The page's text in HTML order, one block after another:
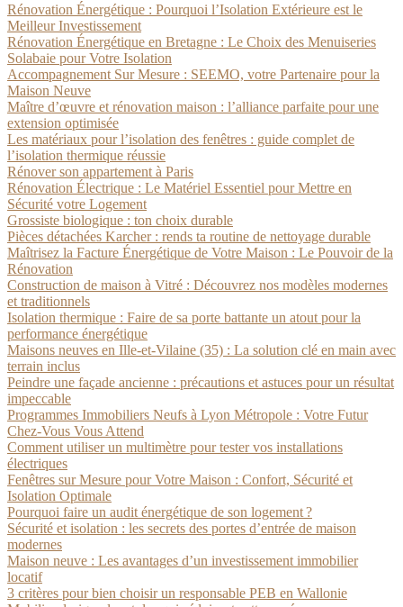
Rénovation Énergétique : Pourquoi l’Isolation Extérieure est le
Meilleur Investissement
Rénovation Énergétique en Bretagne : Le Choix des Menuiseries
Solabaie pour Votre Isolation
Accompagnement Sur Mesure : SEEMO, votre Partenaire pour la
Maison Neuve
Maître d’œuvre et rénovation maison : l’alliance parfaite pour une
extension optimisée
Les matériaux pour l’isolation des fenêtres : guide complet de
l’isolation thermique réussie
Rénover son appartement à Paris
Rénovation Électrique : Le Matériel Essentiel pour Mettre en
Sécurité votre Logement
Grossiste biologique : ton choix durable
Pièces détachées Karcher : rends ta routine de nettoyage durable
Maîtrisez la Facture Énergétique de Votre Maison : Le Pouvoir de la
Rénovation
Construction de maison à Vitré : Découvrez nos modèles modernes
et traditionnels
Isolation thermique : Faire de sa porte battante un atout pour la
performance énergétique
Maisons neuves en Ille-et-Vilaine (35) : La solution clé en main avec
terrain inclus
Peindre une façade ancienne : précautions et astuces pour un résultat
impeccable
Programmes Immobiliers Neufs à Lyon Métropole : Votre Futur
Chez-Vous Vous Attend
Comment utiliser un multimètre pour tester vos installations
électriques
Fenêtres sur Mesure pour Votre Maison : Confort, Sécurité et
Isolation Optimale
Pourquoi faire un audit énergétique de son logement ?
Sécurité et isolation : les secrets des portes d’entrée de maison
modernes
Maison neuve : Les avantages d’un investissement immobilier
locatif
3 critères pour bien choisir un responsable PEB en Wallonie